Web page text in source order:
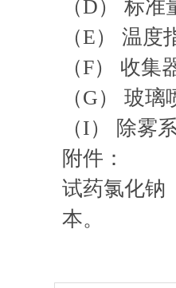
（D）
（E）
（F）
（G）
（I）
附件：
试药氯化钠
本。